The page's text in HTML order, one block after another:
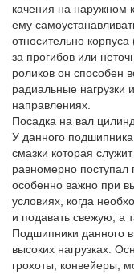
качения на наружном
ему
относительно
за прогибов или
роликов он способен
радиальные нагрузки
направлениях.
Посадка на вал
У данного
смазки которая
равномерно
особенно важно при
условиях, когда
и подавать свежую, а
Подшипники данного
высоких нагрузках.
грохоты, конвейеры,